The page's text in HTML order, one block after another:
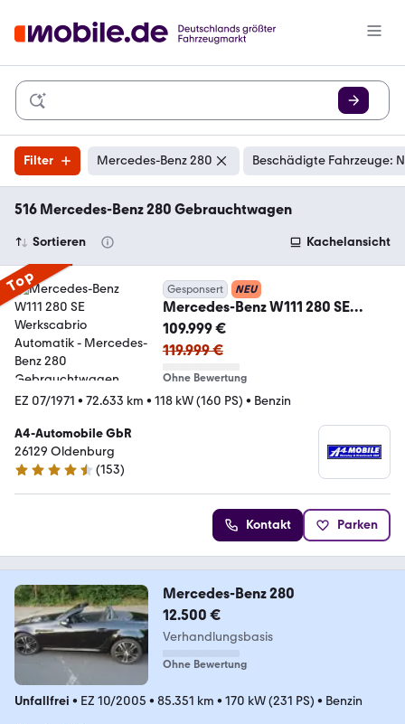
Filter Mercedes-Benz 280 Beschädigte Fahrzeuge:
516 Mercedes-Benz 280 Gebrauchtwagen
Sortieren Kachelansicht
Top Gesponsert NEU
Mercedes-Benz W111 280 SE
Werkscabrio Automatik
109.999 €
119.999 €
Ohne Bewertung
EZ 07/1971 • 72.633 km • 118 kW (160 PS) • Benzin
A4-Automobile GbR
26129 Oldenburg
4.6 Sterne
(153)
Kontakt Parken
Mercedes-Benz 280
12.500 €
Verhandlungsbasis
Ohne Bewertung
Unfallfrei • EZ 10/2005 • 85.351 km • 170 kW (231 PS) • Benzin